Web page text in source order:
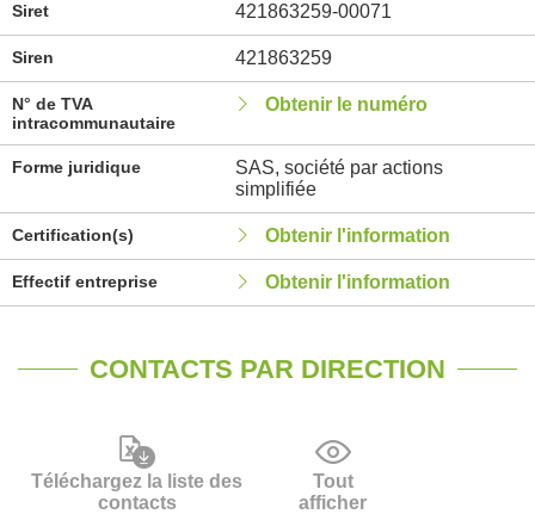
Siret 421863259-00071
Siren 421863259
N° de TVA
intracommunautaire
Obtenir le numéro
Forme juridique
SAS, société par actions
simplifiée
Certification(s) Obtenir l'information
Effectif entreprise Obtenir l'information
CONTACTS PAR DIRECTION
Téléchargez la liste des
contacts
Tout
afficher